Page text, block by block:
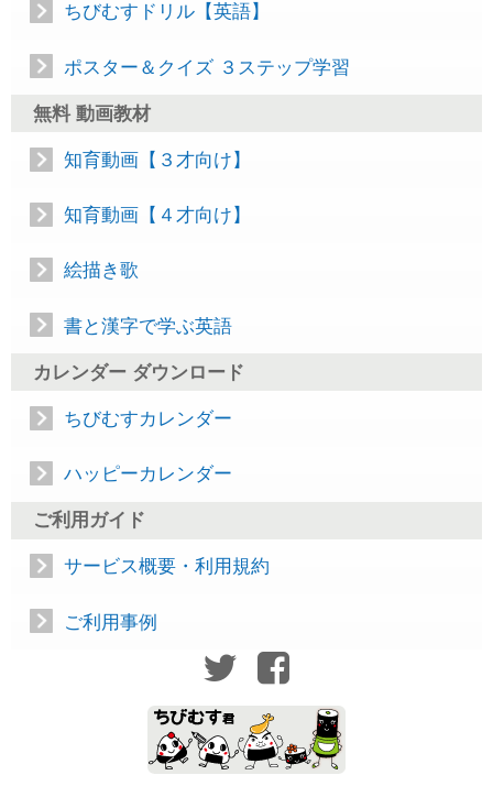
ちびむすドリル【英語】
ポスター＆クイズ ３ステップ学習
無料 動画教材
知育動画【３才向け】
知育動画【４才向け】
絵描き歌
書と漢字で学ぶ英語
カレンダー ダウンロード
ちびむすカレンダー
ハッピーカレンダー
ご利用ガイド
サービス概要・利用規約
ご利用事例